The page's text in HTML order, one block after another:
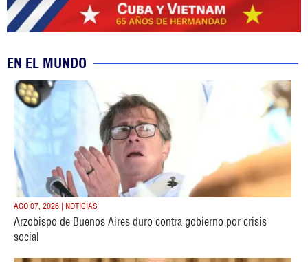
EN EL MUNDO
AGO 07, 2026 | NOTICIAS
Arzobispo de Buenos Aires duro contra gobierno por crisis
social